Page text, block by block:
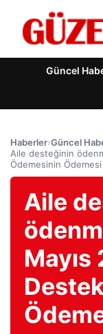
Güncel
Haberler›Güncel
Aile desteğinin
Ödemesinin Ödemesi
Aile